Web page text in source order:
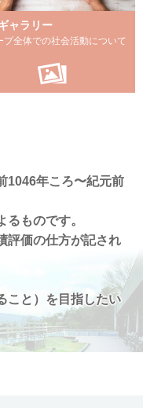
ャラリー
プ全体での社会活動について
1046年ころ〜紀元前
ものです。
評価の仕方が記され
こと）を目指したい